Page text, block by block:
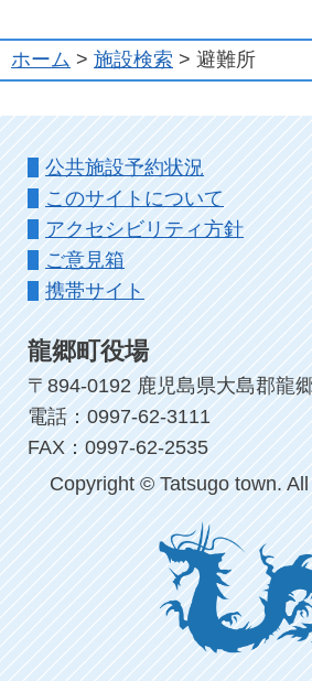
ホーム > 施設検索 > 避難所
公共施設予約状況
このサイトについて
アクセシビリティ方針
ご意見箱
携帯サイト
龍郷町役場
〒894-0192 鹿児島県大島郡龍
電話：0997-62-3111
FAX：0997-62-2535
Copyright © Tatsugo town.